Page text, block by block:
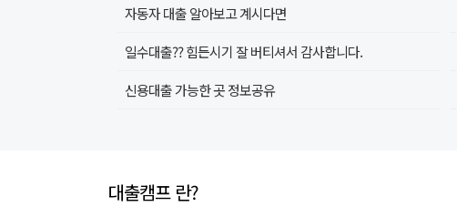
자동자 대출 알아보고 계시다면
일수대출?? 힘든시기 잘 버티셔서 감사합니다.
신용대출 가능한 곳 정보공유
대출캠프 란?